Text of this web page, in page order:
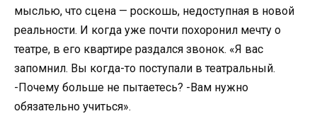
мыслью, что сцена — роскошь, недоступная в новой
реальности. И когда уже почти похоронил мечту о
театре, в его квартире раздался звонок. «Я вас
запомнил. Вы когда-то поступали в театральный.
-Почему больше не пытаетесь? -Вам нужно
обязательно учиться».